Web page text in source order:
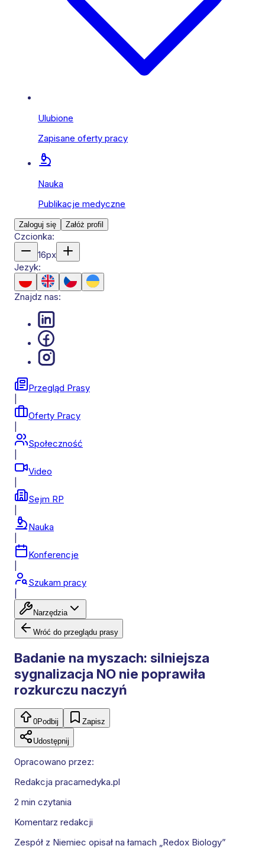
Ulubione
Zapisane oferty pracy
Nauka
Publikacje medyczne
Zaloguj się Załóż profil
Czcionka:
16px
Jezyk:
Znajdz nas:
Przegląd Prasy
Oferty Pracy
Społeczność
Video
Sejm RP
Nauka
Konferencje
Szukam pracy
Narzędzia
Wróć do przeglądu prasy
Badanie na myszach: silniejsza
sygnalizacja NO nie poprawiła
rozkurczu naczyń
0Podbij Zapisz
Udostępnij
Opracowano przez:
Redakcja pracamedyka.pl
2 min czytania
Komentarz redakcji
Zespół z Niemiec opisał na łamach „Redox Biology”